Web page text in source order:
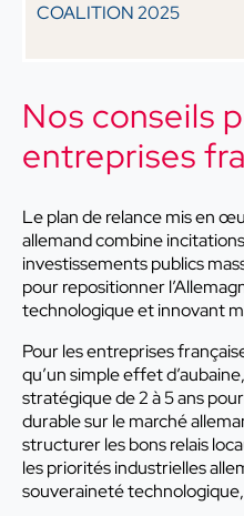
Nos conseils
entreprises
Le plan de relance mis en
allemand combine
investissements publics
pour repositionner
technologique et innovant
Pour les entreprises
qu’un simple effet
stratégique de 2 à 5 ans
durable sur le marché
structurer les bons relais
les priorités industrielles
souveraineté